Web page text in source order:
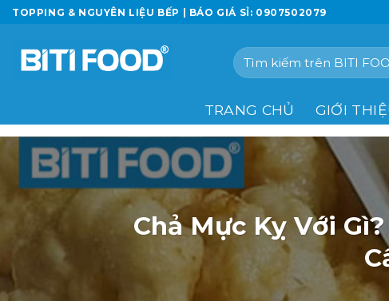
Chuyển
đến
dung
TOPPING & NGUYÊN LIỆU BẾP | BÁO GIÁ SỈ: 0907502079
Tìm
kiếm:
TRANG CHỦ GIỚI
Chả Mực Kỵ Với